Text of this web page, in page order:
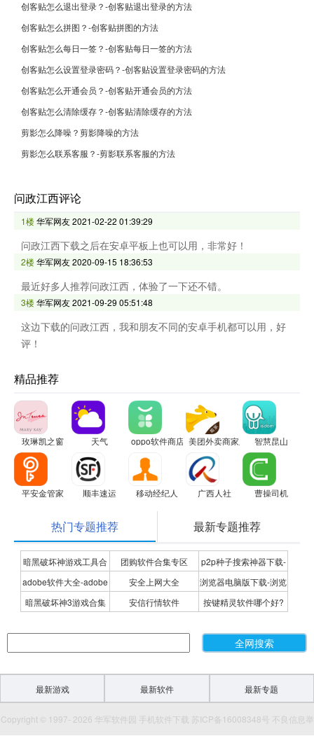
创客贴怎么退出登录？-创客贴退出登录的方法
创客贴怎么拼图？-创客贴拼图的方法
创客贴怎么每日一签？-创客贴每日一签的方法
创客贴怎么设置登录密码？-创客贴设置登录密码的方法
创客贴怎么开通会员？-创客贴开通会员的方法
创客贴怎么清除缓存？-创客贴清除缓存的方法
剪影怎么降噪？剪影降噪的方法
剪影怎么联系客服？-剪影联系客服的方法
问政江西评论
1楼华军网友2021-02-22 01:39:29
问政江西下载之后在安卓平板上也可以用，非常好！
2楼华军网友2020-09-15 18:36:53
最近好多人推荐问政江西，体验了一下还不错。
3楼华军网友2021-09-29 05:51:48
这边下载的问政江西，我和朋友不同的安卓手机都可以用，好
评！
精品推荐
玫琳凯之窗 天气 oppo软件商店 美团外卖商家版 智慧昆山
平安金管家 顺丰速运 移动经纪人 广西人社 曹操司机
热门专题推荐 最新专题推荐
暗黑破坏神游戏工具合
集
团购软件合集专区
p2p种子搜索神器下载-
P2P种子搜索神器专题
adobe软件大全-adobe
全系列软件下载-adobe
安全上网大全
浏览器电脑版下载-浏览
器下载合集
暗黑破坏神3游戏合集 安信行情软件
按键精灵软件哪个好?
最新游戏 最新软件 最新专题
Copyright © 1997- 2026 华军软件园 手机软件下载 苏ICP备16008348号 不良信息举